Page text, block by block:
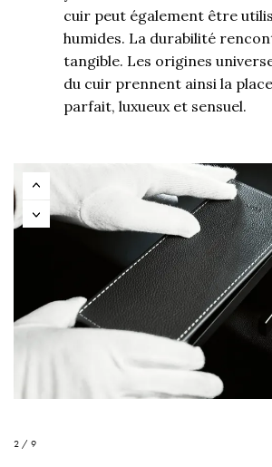
cuir peut également être
humides. La durabilité
tangible. Les origines
du cuir prennent ainsi la
parfait, luxueux et sensuel.
2 / 9